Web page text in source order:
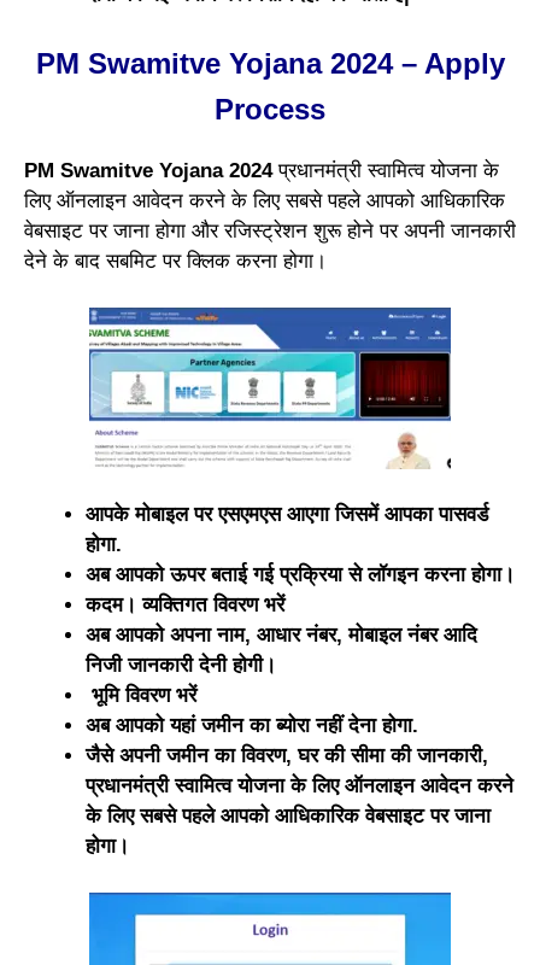
PM Swamitve Yojana 2024 – Apply
Process
PM Swamitve Yojana 2024प्रधानमंत्री स्वामित्व योजना के
लिए ऑनलाइन आवेदन करने के लिए सबसे पहले आपको आधिकारिक
वेबसाइट पर जाना होगा और रजिस्ट्रेशन शुरू होने पर अपनी जानकारी
देने के बाद सबमिट पर क्लिक करना होगा।
आपके मोबाइल पर एसएमएस आएगा जिसमें आपका पासवर्ड
होगा.
अब आपको ऊपर बताई गई प्रक्रिया से लॉगइन करना होगा।
कदम। व्यक्तिगत विवरण भरें
अब आपको अपना नाम, आधार नंबर, मोबाइल नंबर आदि
निजी जानकारी देनी होगी।
भूमि विवरण भरें
अब आपको यहां जमीन का ब्योरा नहीं देना होगा.
जैसे अपनी जमीन का विवरण, घर की सीमा की जानकारी,
प्रधानमंत्री स्वामित्व योजना के लिए ऑनलाइन आवेदन करने
के लिए सबसे पहले आपको आधिकारिक वेबसाइट पर जाना
होगा।